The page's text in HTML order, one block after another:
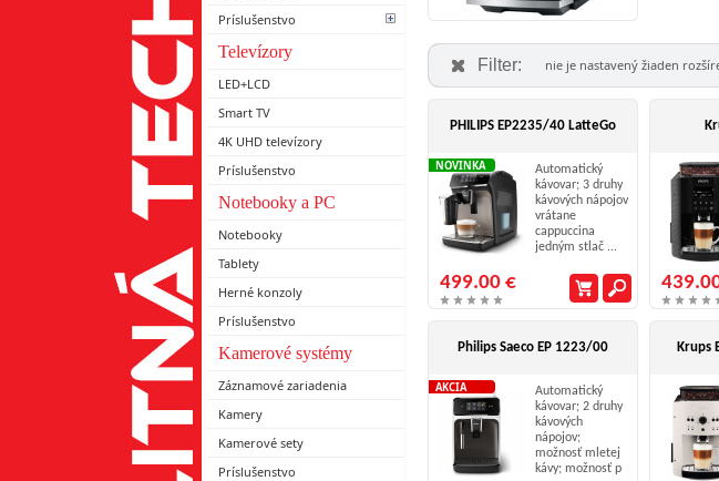
Príslušenstvo
Televízory
LED+LCD
Smart TV
4K UHD televízory
Príslušenstvo
Notebooky a PC
Notebooky
Tablety
Herné konzoly
Príslušenstvo
Kamerové systémy
Záznamové zariadenia
Kamery
Kamerové sety
Príslušenstvo
Filter: nie je nastavený žiaden
PHILIPS EP2235/40 LatteGo
NOVINKA
Automatický
kávovar; 3 druhy
kávových nápojov
vrátane
cappuccina
jedným stlač ...
499.00 €
Philips Saeco EP 1223/00
AKCIA
Automatický
kávovar; 2 druhy
kávových
nápojov;
možnosť mletej
kávy; možnosť p
Krups